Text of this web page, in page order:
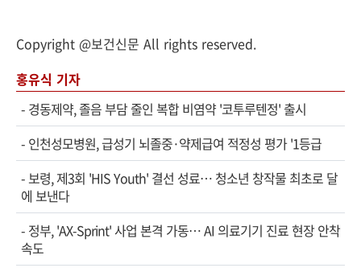
Copyright @보건신문 All rights reserved.
홍유식 기자
- 경동제약, 졸음 부담 줄인 복합 비염약 '코투루텐정' 출시
- 인천성모병원, 급성기 뇌졸중·약제급여 적정성 평가 '1등급
-보령, 제3회 'HIS Youth' 결선 성료… 청소년 창작물 최초로 달
에 보낸다
- 정부, 'AX-Sprint' 사업 본격 가동… AI 의료기기 진료 현장 안착
속도